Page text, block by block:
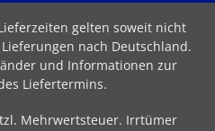
gelten soweit nicht
nach Deutschland.
und Informationen zur
Liefertermins.
Mehrwertsteuer. Irrtümer